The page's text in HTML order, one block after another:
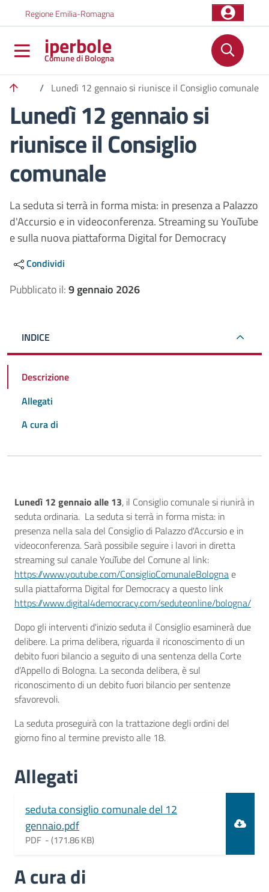
Regione Emilia-Romagna
iperbole
Comune di Bologna
/ Lunedì 12 gennaio si riunisce il Consiglio comunale
Lunedì 12 gennaio si
riunisce il Consiglio
comunale
La seduta si terrà in forma mista: in presenza a Palazzo
d'Accursio e in videoconferenza. Streaming su YouTube
e sulla nuova piattaforma Digital for Democracy
Condividi
Pubblicato il:9 gennaio 2026
INDICE
Descrizione
Allegati
A cura di
Descrizione
Lunedì 12 gennaio alle 13, il Consiglio comunale si riunirà in
seduta ordinaria. La seduta si terrà in forma mista: in
presenza nella sala del Consiglio di Palazzo d'Accursio e in
videoconferenza. Sarà possibile seguire i lavori in diretta
streaming sul canale YouTube del Comune al link:
https://www.youtube.com/ConsiglioComunaleBolognae
sulla piattaforma Digital for Democracy a questo link
https://www.digital4democracy.com/seduteonline/bologna/
Dopo gli interventi d'inizio seduta il Consiglio esaminerà due
delibere. La prima delibera, riguarda il riconoscimento di un
debito fuori bilancio a seguito di una sentenza della Corte
d’Appello di Bologna. La seconda delibera, è sul
riconoscimento di un debito fuori bilancio per sentenze
sfavorevoli.
La seduta proseguirà con la trattazione degli ordini del
giorno fino al termine previsto alle 18.
Allegati
seduta consiglio comunale del 12
gennaio.pdf
PDF -(171.86 KB)
A cura di